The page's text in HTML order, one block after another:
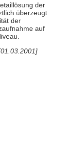
der
überzeugt
der
auf